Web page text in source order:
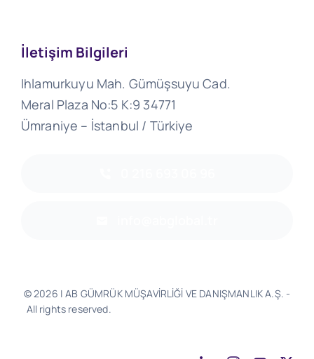
İletişim Bilgileri
Ihlamurkuyu Mah. Gümüşsuyu Cad.
Meral Plaza No:5 K:9 34771
Ümraniye – İstanbul / Türkiye
© 2026 | AB GÜMRÜK MÜŞAVİRLİĞİ VE DANIŞMANLIK A.Ş. -
All rights reserved.